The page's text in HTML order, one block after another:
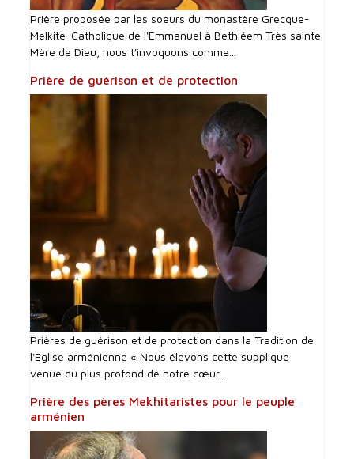
Prière proposée par les soeurs du monastère Grecque-
Melkite-Catholique de l'Emmanuel à Bethléem Très sainte
Mère de Dieu, nous t'invoquons comme...
Prière de guérison et de protection
Prières de guérison et de protection dans la Tradition de
l'Eglise arménienne « Nous élevons cette supplique
venue du plus profond de notre cœur...
Prière des pères Mekhitaristes pour le peuple
arménien